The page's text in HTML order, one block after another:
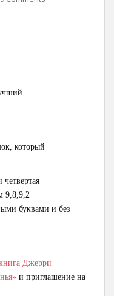
который
9,8,9,2
буквами и без
Джерри
и приглашение на